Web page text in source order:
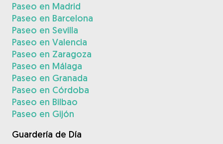
Paseo en Madrid
Paseo en Barcelona
Paseo en Sevilla
Paseo en Valencia
Paseo en Zaragoza
Paseo en Málaga
Paseo en Granada
Paseo en Córdoba
Paseo en Bilbao
Paseo en Gijón
Guardería de Día